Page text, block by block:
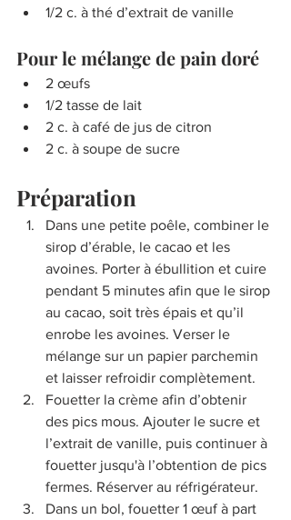
1/2 c. à thé d’extrait de vanille
Pour le mélange de pain doré
2 œufs
1/2 tasse de lait
2 c. à café de jus de citron
2 c. à soupe de sucre
Préparation
Dans une petite poêle, combiner le
sirop d’érable, le cacao et les
avoines. Porter à ébullition et cuire
pendant 5 minutes afin que le sirop
au cacao, soit très épais et qu’il
enrobe les avoines. Verser le
mélange sur un papier parchemin
et laisser refroidir complètement.
Fouetter la crème afin d’obtenir
des pics mous. Ajouter le sucre et
l’extrait de vanille, puis continuer à
fouetter jusqu'à l’obtention de pics
fermes. Réserver au réfrigérateur.
Dans un bol, fouetter 1 œuf à part